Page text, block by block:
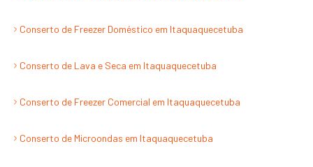
Conserto de Freezer Doméstico em Itaquaquecetuba
Conserto de Lava e Seca em Itaquaquecetuba
Conserto de Freezer Comercial em Itaquaquecetuba
Conserto de Microondas em Itaquaquecetuba